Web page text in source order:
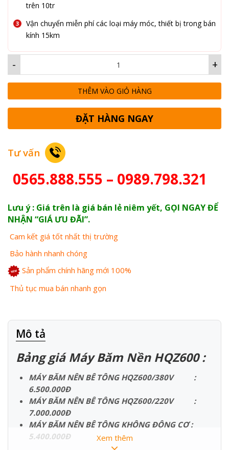
trên 10tr
Vận chuyển miễn phí các loại máy móc, thiết bị trong bán
kính 15km
+
-
THÊM VÀO GIỎ HÀNG
ĐẶT HÀNG NGAY
Tư vấn
0565.888.555 – 0989.798.321
Lưu ý : Giá trên là giá bán lẻ niêm yết, GỌI NGAY ĐỂ
NHẬN “GIÁ ƯU ĐÃI”.
Cam kết giá tốt nhất thị trường
Bảo hành nhanh chóng
Sản phẩm chính hãng mới 100%
Thủ tục mua bán nhanh gọn
Mô tả
Bảng giá Máy Băm Nền HQZ600 :
MÁY BĂM NÊN BÊ TÔNG HQZ600/380V :
6.500.000Đ
MÁY BĂM NÊN BÊ TÔNG HQZ600/220V :
7.000.000Đ
MÁY BĂM NÊN BÊ TÔNG KHÔNG ĐỘNG CƠ :
5.400.000Đ
Xem thêm